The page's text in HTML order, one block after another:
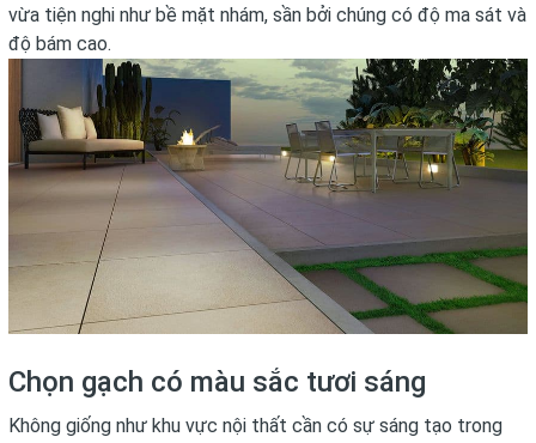
vừa tiện nghi như bề mặt nhám, sần bởi chúng có độ ma sát và
độ bám cao.
Chọn gạch có màu sắc tươi sáng
Không giống như khu vực nội thất cần có sự sáng tạo trong